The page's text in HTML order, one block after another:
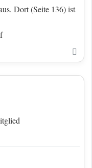
Dort (Seite 136) ist